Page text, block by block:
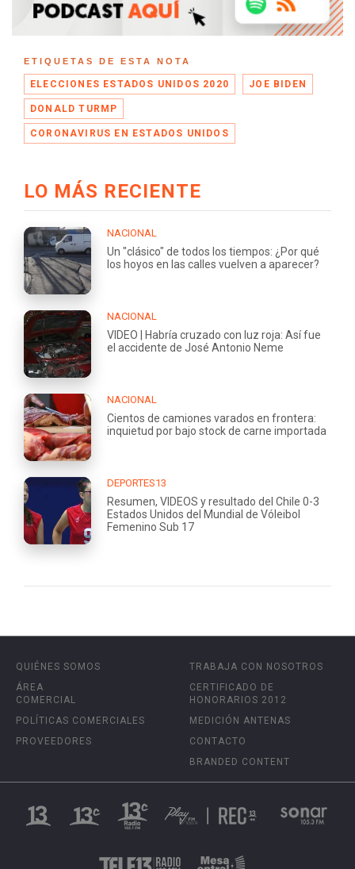
ETIQUETAS DE ESTA NOTA
ELECCIONES ESTADOS UNIDOS 2020 JOE BIDEN
DONALD TURMP
CORONAVIRUS EN ESTADOS UNIDOS
LO MÁS RECIENTE
NACIONAL
Un "clásico" de todos los tiempos: ¿Por qué
los hoyos en las calles vuelven a aparecer?
NACIONAL
VIDEO | Habría cruzado con luz roja: Así fue
el accidente de José Antonio Neme
NACIONAL
Cientos de camiones varados en frontera:
inquietud por bajo stock de carne importada
DEPORTES13
Resumen, VIDEOS y resultado del Chile 0-3
Estados Unidos del Mundial de Vóleibol
Femenino Sub 17
QUIÉNES SOMOS
ÁREA
COMERCIAL
POLÍTICAS COMERCIALES
PROVEEDORES
TRABAJA CON NOSOTROS
CERTIFICADO DE
HONORARIOS 2012
MEDICIÓN ANTENAS
CONTACTO
BRANDED CONTENT